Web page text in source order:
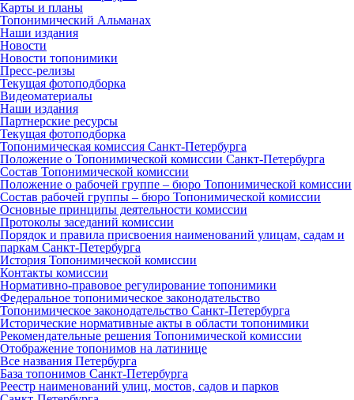
Карты и планы
Топонимический Альманах
Наши издания
Новости
Новости топонимики
Пресс‑релизы
Текущая фотоподборка
Видеоматериалы
Наши издания
Партнерские ресурсы
Текущая фотоподборка
Топонимическая комиссия Санкт‑Петербурга
Положение о Топонимической комиссии Санкт‑Петербурга
Состав Топонимической комиссии
Положение о рабочей группе – бюро Топонимической комиссии
Состав рабочей группы – бюро Топонимической комиссии
Основные принципы деятельности комиссии
Протоколы заседаний комиссии
Порядок и правила присвоения наименований улицам, садам и
паркам Санкт‑Петербурга
История Топонимической комиссии
Контакты комиссии
Нормативно‑правовое регулирование топонимики
Федеральное топонимическое законодательство
Топонимическое законодательство Санкт‑Петербурга
Исторические нормативные акты в области топонимики
Рекомендательные решения Топонимической комиссии
Отображение топонимов на латинице
Все названия Петербурга
База топонимов Санкт‑Петербурга
Реестр наименований улиц, мостов, садов и парков